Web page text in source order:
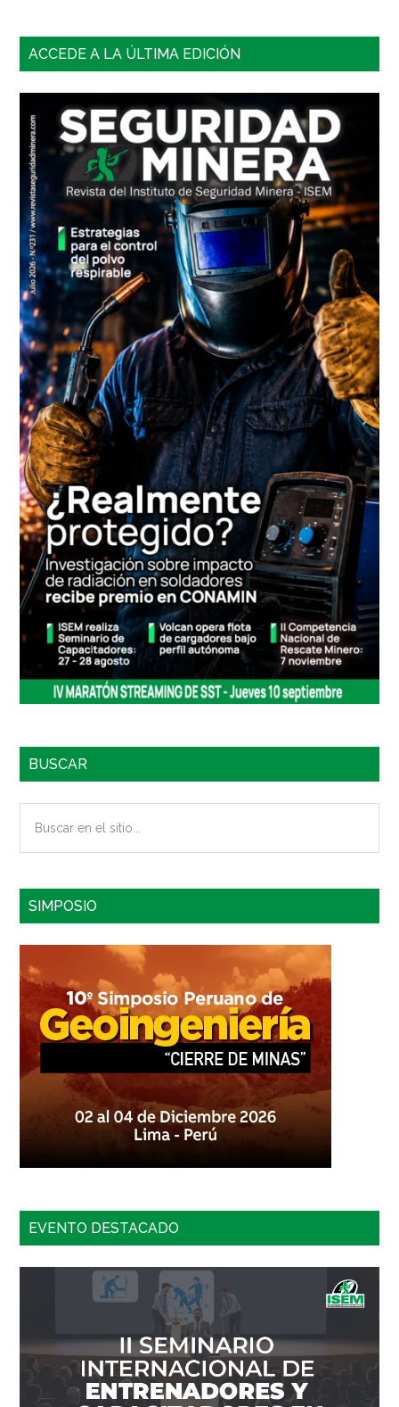
Barra
principal
ACCEDE A LA ÚLTIMA EDICIÓN
BUSCAR
SIMPOSIO
EVENTO DESTACADO